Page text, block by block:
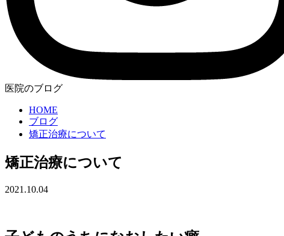
医院のブログ
HOME
ブログ
矯正治療について
矯正治療について
2021.10.04